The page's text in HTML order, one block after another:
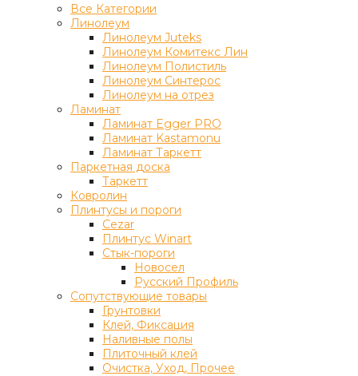
Все Категории
Линолеум
Линолеум Juteks
Линолеум Комитекс Лин
Линолеум Полистиль
Линолеум Синтерос
Линолеум на отрез
Ламинат
Ламинат Egger PRO
Ламинат Kastamonu
Ламинат Таркетт
Паркетная доска
Таркетт
Ковролин
Плинтусы и пороги
Cezar
Плинтус Winart
Стык-пороги
Новосел
Русский Профиль
Сопутствующие товары
Грунтовки
Клей, Фиксация
Наливные полы
Плиточный клей
Очистка, Уход, Прочее